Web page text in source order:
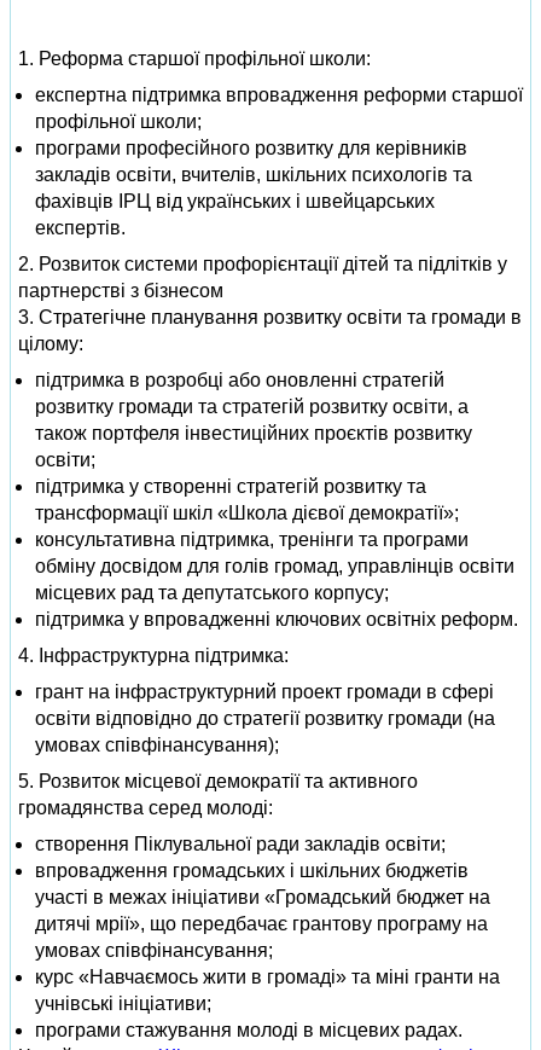
1. Реформа старшої профільної школи:
експертна підтримка впровадження реформи старшої
профільної школи;
програми професійного розвитку для керівників
закладів освіти, вчителів, шкільних психологів та
фахівців ІРЦ від українських і швейцарських
експертів.
2. Розвиток системи профорієнтації дітей та підлітків у
партнерстві з бізнесом
3. Стратегічне планування розвитку освіти та громади в
цілому:
підтримка в розробці або оновленні стратегій
розвитку громади та стратегій розвитку освіти, а
також портфеля інвестиційних проєктів розвитку
освіти;
підтримка у створенні стратегій розвитку та
трансформації шкіл «Школа дієвої демократії»;
консультативна підтримка, тренінги та програми
обміну досвідом для голів громад, управлінців освіти
місцевих рад та депутатського корпусу;
підтримка у впровадженні ключових освітніх реформ.
4. Інфраструктурна підтримка:
грант на інфраструктурний проект громади в сфері
освіти відповідно до стратегії розвитку громади (на
умовах співфінансування);
5. Розвиток місцевої демократії та активного
громадянства серед молоді:
створення Піклувальної ради закладів освіти;
впровадження громадських і шкільних бюджетів
участі в межах ініціативи «Громадський бюджет на
дитячі мрії», що передбачає грантову програму на
умовах співфінансування;
курс «Навчаємось жити в громаді» та міні гранти на
учнівські ініціативи;
програми стажування молоді в місцевих радах.